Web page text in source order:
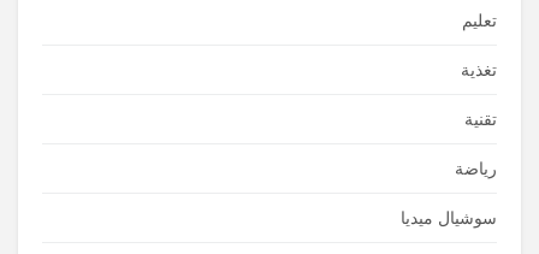
تعليم
تغذية
تقنية
رياضة
سوشيال ميديا